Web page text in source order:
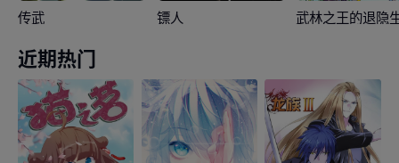
传武 镖人 武林之王的退隐
近期热门